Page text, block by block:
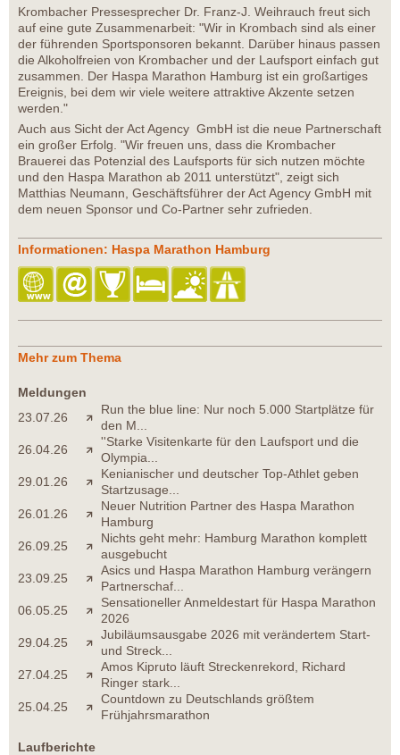
Krombacher Pressesprecher Dr. Franz-J. Weihrauch freut sich
auf eine gute Zusammenarbeit: "Wir in Krombach sind als einer
der führenden Sportsponsoren bekannt. Darüber hinaus passen
die Alkoholfreien von Krombacher und der Laufsport einfach gut
zusammen. Der Haspa Marathon Hamburg ist ein großartiges
Ereignis, bei dem wir viele weitere attraktive Akzente setzen
werden."
Auch aus Sicht der Act Agency GmbH ist die neue Partnerschaft
ein großer Erfolg. "Wir freuen uns, dass die Krombacher
Brauerei das Potenzial des Laufsports für sich nutzen möchte
und den Haspa Marathon ab 2011 unterstützt", zeigt sich
Matthias Neumann, Geschäftsführer der Act Agency GmbH mit
dem neuen Sponsor und Co-Partner sehr zufrieden.
Informationen: Haspa Marathon Hamburg
Mehr zum Thema
Meldungen
23.07.26
Run the blue line: Nur noch 5.000 Startplätze für
den M...
26.04.26
''Starke Visitenkarte für den Laufsport und die
Olympia...
29.01.26
Kenianischer und deutscher Top-Athlet geben
Startzusage...
26.01.26
Neuer Nutrition Partner des Haspa Marathon
Hamburg
26.09.25
Nichts geht mehr: Hamburg Marathon komplett
ausgebucht
23.09.25
Asics und Haspa Marathon Hamburg verängern
Partnerschaf...
06.05.25
Sensationeller Anmeldestart für Haspa Marathon
2026
29.04.25
Jubiläumsausgabe 2026 mit verändertem Start-
und Streck...
27.04.25
Amos Kipruto läuft Streckenrekord, Richard
Ringer stark...
25.04.25
Countdown zu Deutschlands größtem
Frühjahrsmarathon
Laufberichte